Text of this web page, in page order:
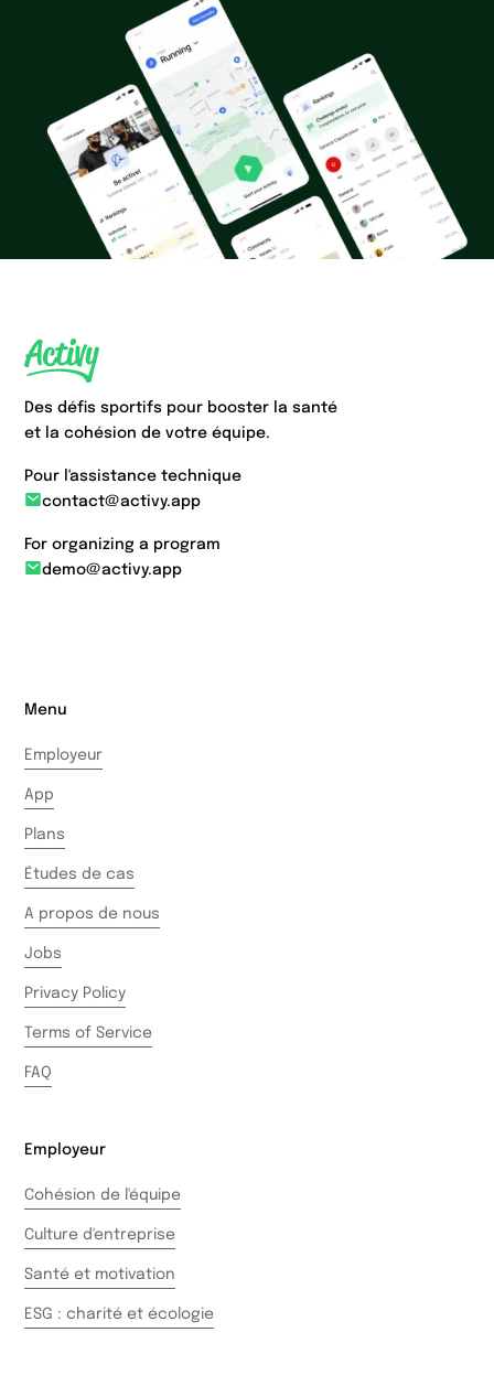
Des défis sportifs pour booster la santé
et la cohésion de votre équipe.
Pour l'assistance technique
contact@activy.app
For organizing a program
demo@activy.app
Menu
Employeur
App
Plans
Études de cas
A propos de nous
Jobs
Privacy Policy
Terms of Service
FAQ
Employeur
Cohésion de l'équipe
Culture d'entreprise
Santé et motivation
ESG : charité et écologie